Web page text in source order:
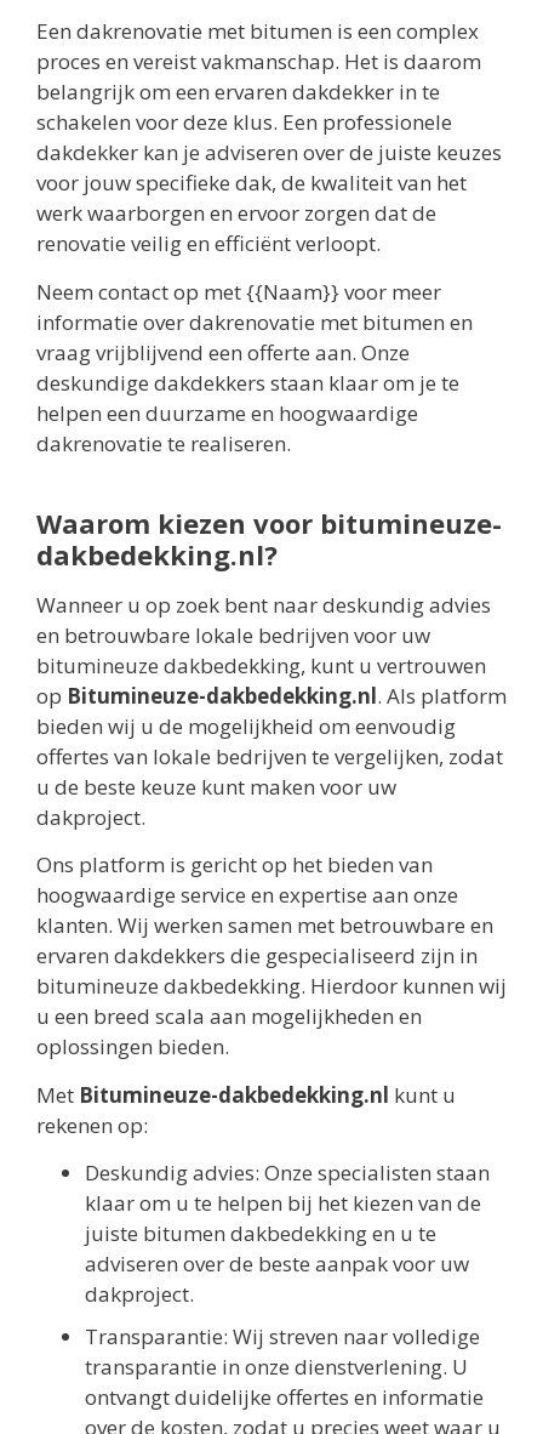
Een dakrenovatie met bitumen is een complex
proces en vereist vakmanschap. Het is daarom
belangrijk om een ervaren dakdekker in te
schakelen voor deze klus. Een professionele
dakdekker kan je adviseren over de juiste keuzes
voor jouw specifieke dak, de kwaliteit van het
werk waarborgen en ervoor zorgen dat de
renovatie veilig en efficiënt verloopt.
Neem contact op met {{Naam}} voor meer
informatie over dakrenovatie met bitumen en
vraag vrijblijvend een offerte aan. Onze
deskundige dakdekkers staan klaar om je te
helpen een duurzame en hoogwaardige
dakrenovatie te realiseren.
Waarom kiezen voor bitumineuze-
dakbedekking.nl?
Wanneer u op zoek bent naar deskundig advies
en betrouwbare lokale bedrijven voor uw
bitumineuze dakbedekking, kunt u vertrouwen
op Bitumineuze-dakbedekking.nl. Als platform
bieden wij u de mogelijkheid om eenvoudig
offertes van lokale bedrijven te vergelijken, zodat
u de beste keuze kunt maken voor uw
dakproject.
Ons platform is gericht op het bieden van
hoogwaardige service en expertise aan onze
klanten. Wij werken samen met betrouwbare en
ervaren dakdekkers die gespecialiseerd zijn in
bitumineuze dakbedekking. Hierdoor kunnen wij
u een breed scala aan mogelijkheden en
oplossingen bieden.
Met Bitumineuze-dakbedekking.nl kunt u
rekenen op:
Deskundig advies: Onze specialisten staan
klaar om u te helpen bij het kiezen van de
juiste bitumen dakbedekking en u te
adviseren over de beste aanpak voor uw
dakproject.
Transparantie: Wij streven naar volledige
transparantie in onze dienstverlening. U
ontvangt duidelijke offertes en informatie
over de kosten, zodat u precies weet waar u